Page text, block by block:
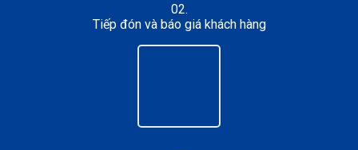
02.
Tiếp đón và báo giá khách hàng